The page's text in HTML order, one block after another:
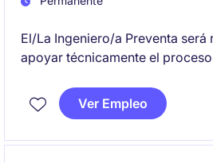
El/La Ingeniero/a Preventa será
apoyar técnicamente el
soluciones tecnológicas. Este
de Tecnología y
Ver Empleo